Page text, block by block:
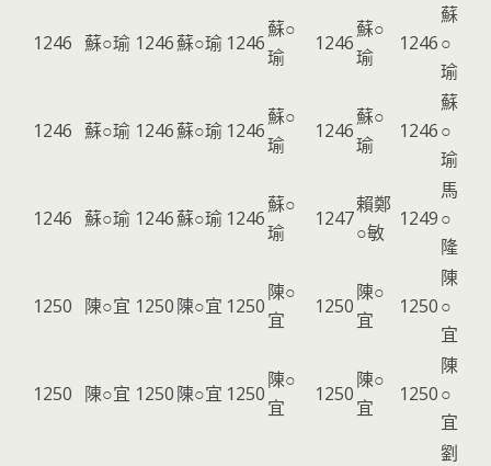
1246 蘇○瑜 1246蘇○瑜 1246
蘇○
瑜
1246
蘇○
瑜
1246
蘇
○
瑜
1246 蘇○瑜 1246蘇○瑜 1246
蘇○
瑜
1246
蘇○
瑜
1246
蘇
○
瑜
1246 蘇○瑜 1246蘇○瑜 1246
蘇○
瑜
1247
賴鄭
○敏
1249
馬
○
隆
1250 陳○宜 1250陳○宜 1250
陳○
宜
1250
陳○
宜
1250
陳
○
宜
1250 陳○宜 1250陳○宜 1250
陳○
宜
1250
陳○
宜
1250
陳
○
宜
劉